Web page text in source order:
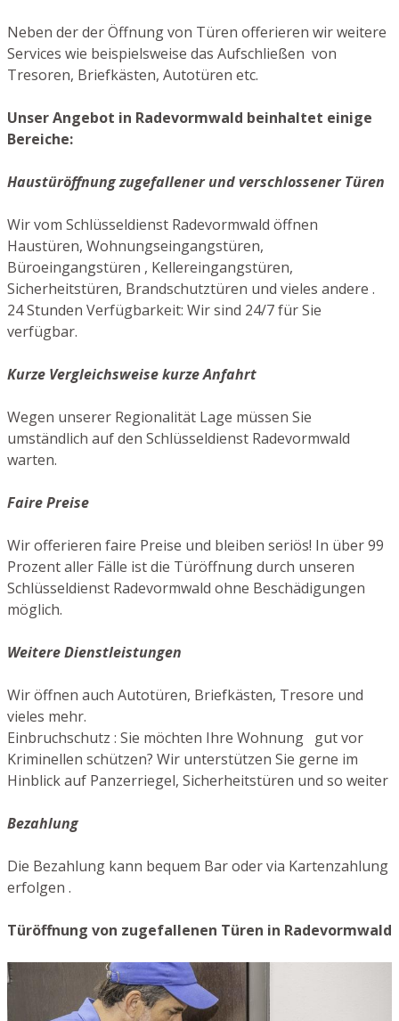
Neben der der Öffnung von Türen offerieren wir weitere
Services wie beispielsweise das Aufschließen von
Tresoren, Briefkästen, Autotüren etc.
Unser Angebot in Radevormwald beinhaltet einige
Bereiche:
Haustüröffnung zugefallener und verschlossener Türen
Wir vom Schlüsseldienst Radevormwald öffnen
Haustüren, Wohnungseingangstüren,
Büroeingangstüren , Kellereingangstüren,
Sicherheitstüren, Brandschutztüren und vieles andere .
24 Stunden Verfügbarkeit: Wir sind 24/7 für Sie
verfügbar.
Kurze Vergleichsweise kurze Anfahrt
Wegen unserer Regionalität Lage müssen Sie
umständlich auf den Schlüsseldienst Radevormwald
warten.
Faire Preise
Wir offerieren faire Preise und bleiben seriös! In über 99
Prozent aller Fälle ist die Türöffnung durch unseren
Schlüsseldienst Radevormwald ohne Beschädigungen
möglich.
Weitere Dienstleistungen
Wir öffnen auch Autotüren, Briefkästen, Tresore und
vieles mehr.
Einbruchschutz : Sie möchten Ihre Wohnung gut vor
Kriminellen schützen? Wir unterstützen Sie gerne im
Hinblick auf Panzerriegel, Sicherheitstüren und so weiter
Bezahlung
Die Bezahlung kann bequem Bar oder via Kartenzahlung
erfolgen .
Türöffnung von zugefallenen Türen in Radevormwald